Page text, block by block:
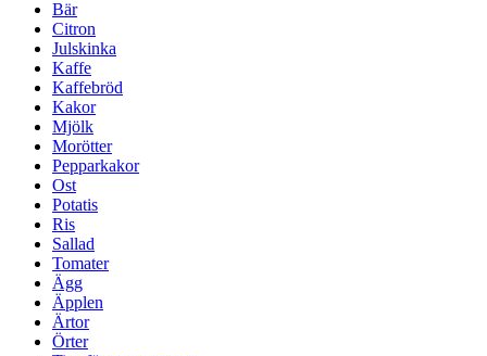
Bär
Citron
Julskinka
Kaffe
Kaffebröd
Kakor
Mjölk
Morötter
Pepparkakor
Ost
Potatis
Ris
Sallad
Tomater
Ägg
Äpplen
Ärtor
Örter